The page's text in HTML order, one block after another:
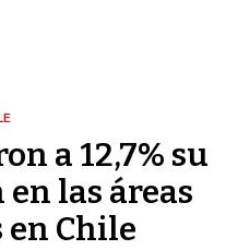
a 12,7% su
las áreas
Chile